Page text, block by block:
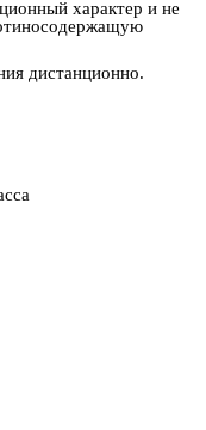
характер и не
дистанционно.